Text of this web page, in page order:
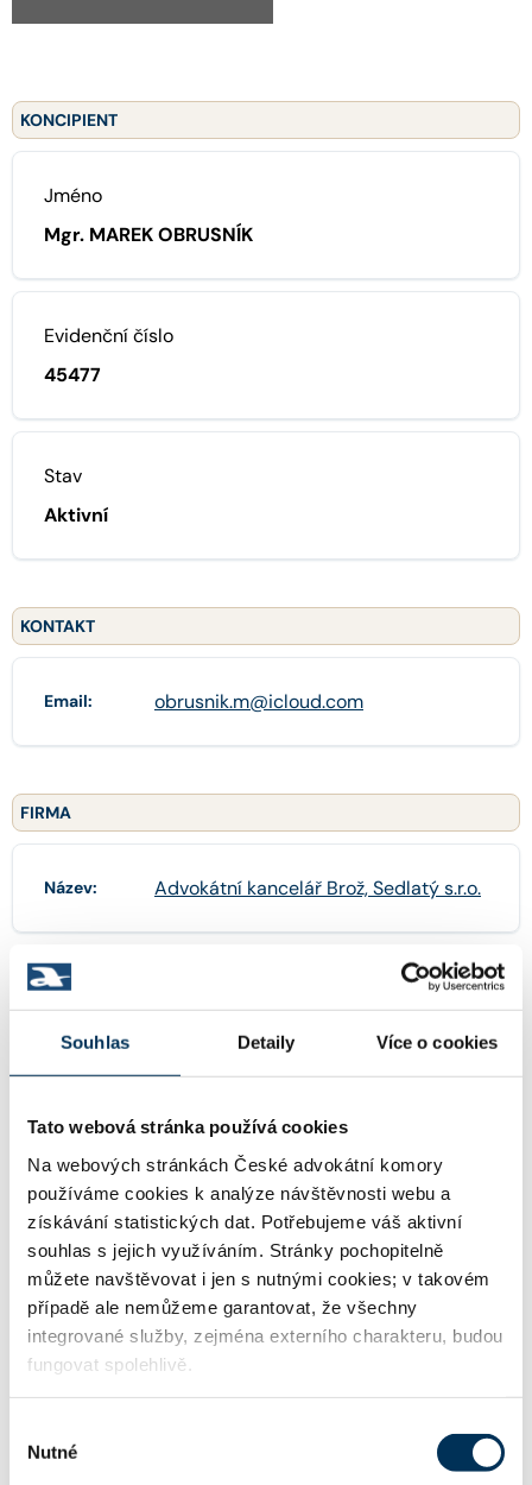
Souhlas Detaily Více o cookies
Tato webová stránka používá cookies
Na webových stránkách České advokátní komory
používáme cookies k analýze návštěvnosti webu a
získávání statistických dat. Potřebujeme váš aktivní
souhlas s jejich využíváním. Stránky pochopitelně
můžete navštěvovat i jen s nutnými cookies; v takovém
případě ale nemůžeme garantovat, že všechny
integrované služby, zejména externího charakteru, budou
fungovat spolehlivě.
souhlasu
Nutné
KONCIPIENT
Jméno
Mgr. MAREK OBRUSNÍK
Evidenční číslo
45477
Stav
Aktivní
KONTAKT
Email: obrusnik.m@icloud.com
FIRMA
Název: Advokátní kancelář Brož, Sedlatý s.r.o.
IČO:
WWW: http://www.broz-sedlaty.cz
Email: info@broz-sedlaty.cz
Telefon: +420246028028